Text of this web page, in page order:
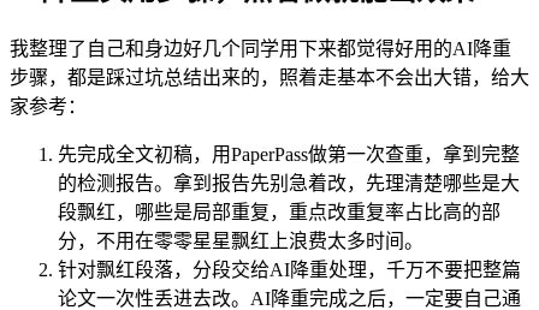
我整理了自己和身边好几个同学用下来都觉得好用的AI降重
步骤，都是踩过坑总结出来的，照着走基本不会出大错，给大
家参考：
先完成全文初稿，用PaperPass做第一次查重，拿到完整
的检测报告。拿到报告先别急着改，先理清楚哪些是大
段飘红，哪些是局部重复，重点改重复率占比高的部
分，不用在零零星星飘红上浪费太多时间。
针对飘红段落，分段交给AI降重处理，千万不要把整篇
论文一次性丢进去改。AI降重完成之后，一定要自己通